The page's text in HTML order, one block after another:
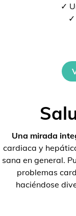
✓
✓
Una mirada
cardiaca y
sana en general.
problemas
haciéndose